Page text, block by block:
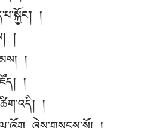
།
།
།
།
།